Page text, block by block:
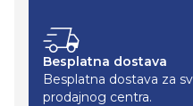
Besplatna dostava
Besplatna dostava za
prodajnog centra.